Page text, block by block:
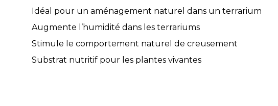
Idéal pour un aménagement naturel dans un terrarium
Augmente l’humidité dans les terrariums
Stimule le comportement naturel de creusement
Substrat nutritif pour les plantes vivantes